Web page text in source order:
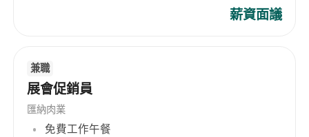
薪資面議
兼職
展會促銷員
匯納肉業
免費工作午餐